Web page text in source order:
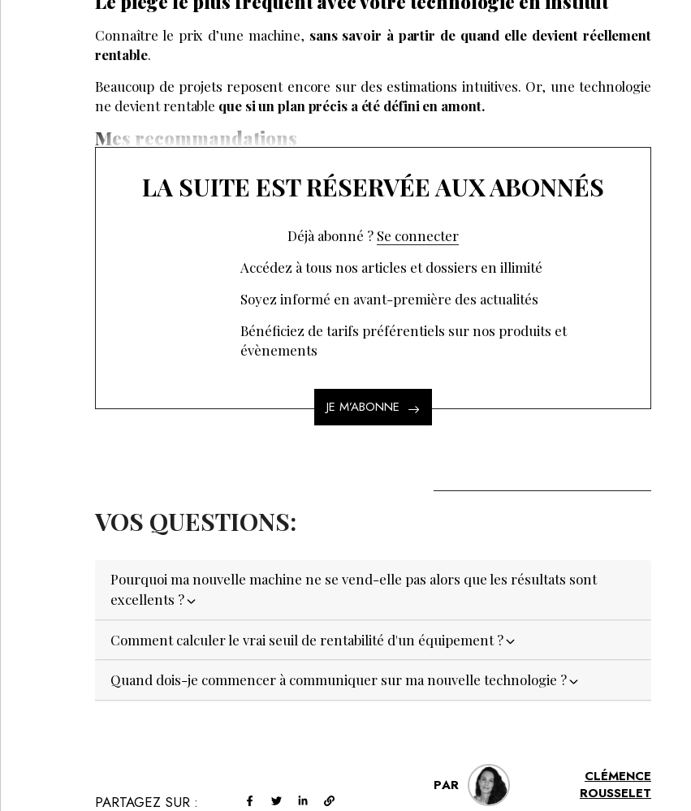
Connaître le prix d’une machine, sans savoir à partir de quand elle devient réellement
rentable.
Beaucoup de projets reposent encore sur des estimations intuitives. Or, une technologie
ne devient rentable que si un plan précis a été défini en amont.
Mes recommandations
LA SUITE EST RÉSERVÉE AUX ABONNÉS
Déjà abonné ? Se connecter
Accédez à tous nos articles et dossiers en illimité
Soyez informé en avant-première des actualités
Bénéficiez de tarifs préférentiels sur nos produits et
évènements
JE M’ABONNE
VOS QUESTIONS:
Pourquoi ma nouvelle machine ne se vend-elle pas alors que les résultats sont
excellents ?
Comment calculer le vrai seuil de rentabilité d'un équipement ?
Quand dois-je commencer à communiquer sur ma nouvelle technologie ?
PARTAGEZ SUR :
PAR
CLÉMENCE
ROUSSELET